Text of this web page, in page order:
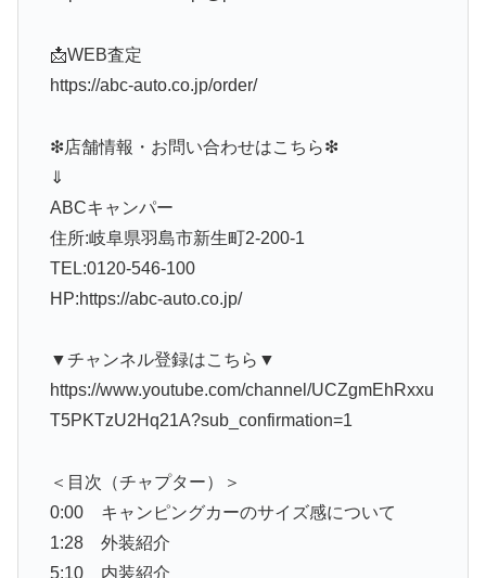
📩WEB査定
https://abc-auto.co.jp/order/
❇店舗情報・お問い合わせはこちら❇
⇓
ABCキャンパー
住所:岐阜県羽島市新生町2-200-1
TEL:0120-546-100
HP:https://abc-auto.co.jp/
▼チャンネル登録はこちら▼
https://www.youtube.com/channel/UCZgmEhRxxu
T5PKTzU2Hq21A?sub_confirmation=1
＜目次（チャプター）＞
0:00 キャンピングカーのサイズ感について
1:28 外装紹介
5:10 内装紹介